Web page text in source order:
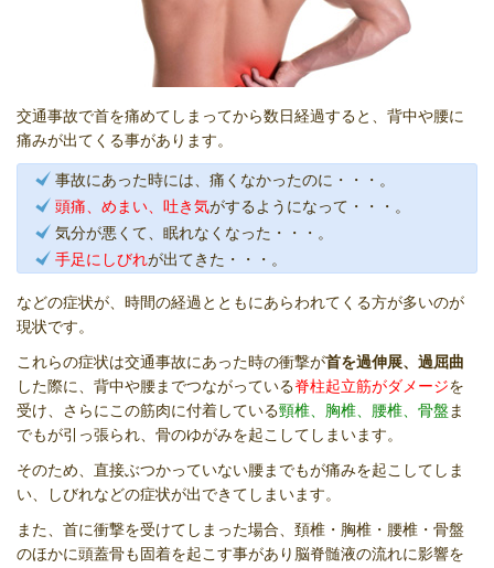
交通事故で首を痛めてしまってから数日経過すると、背中や腰に
痛みが出てくる事があります。
事故にあった時には、痛くなかったのに・・・。
頭痛、めまい、吐き気がするようになって・・・。
気分が悪くて、眠れなくなった・・・。
手足にしびれが出てきた・・・。
などの症状が、時間の経過とともにあらわれてくる方が多いのが
現状です。
これらの症状は交通事故にあった時の衝撃が首を過伸展、過屈曲
した際に、背中や腰までつながっている脊柱起立筋がダメージを
受け、さらにこの筋肉に付着している頸椎、胸椎、腰椎、骨盤 ま
でもが引っ張られ、骨のゆがみを起こしてしまいます。
そのため、直接ぶつかっていない腰までもが痛みを起こしてしま
い、しびれなどの症状が出できてしまいます。
また、首に衝撃を受けてしまった場合、頚椎・胸椎・腰椎・骨盤
のほかに頭蓋骨も固着を起こす事があり脳脊髄液の流れに影響を